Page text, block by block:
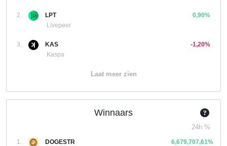
2.
LPT
Livepeer
0,90%
3.
KAS
Kaspa
-1,20%
Laat meer zien
Winnaars
24h %
1.
DOGESTR
6,679,707,61%